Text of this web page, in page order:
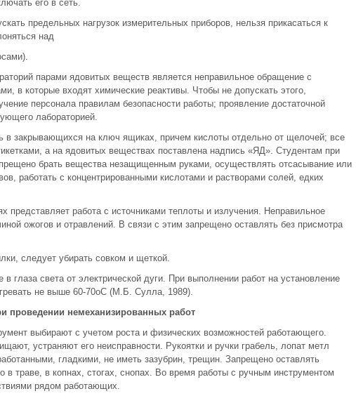
его в сеть.
предельных нагрузок измерительных приборов, нельзя прикасаться к
над
парами ядовитых веществ является неправильное обращение с
в которые входят химические реактивы. Чтобы не допускать этого,
персонала правилам безопасности работы; проявление достаточной
лабораторией.
в закрывающихся на ключ ящиках, причем кислоты отдельно от щелочей; все
а на ядовитых веществах поставлена надпись «ЯД». Студентам при
брать вещества незащищенным руками, осуществлять отсасывание или
работать с концентрированными кислотами и растворами солей, едких
представляет работа с источниками теплоты и излучения. Неправильное
ожогов и отравлений. В связи с этим запрещено оставлять без присмотра
следует убирать совком и щеткой.
глаза света от электрической дуги. При выполнении работ на установление
не выше 60-70оС (М.Б. Сулла, 1989).
проведении немеханизированных работ
выбирают с учетом роста и физических возможностей работающего.
устраняют его неисправности. Рукоятки и ручки грабель, лопат метл
гладкими, не иметь зазубрин, трещин. Запрещено оставлять
в траве, в копнах, стогах, снопах. Во время работы с ручным инструментом
рядом работающих.